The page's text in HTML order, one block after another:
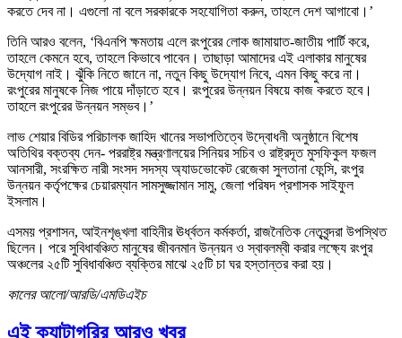
করতে দেব না। এগুলো না বলে সরকারকে সহযোগিতা করুন, তাহলে দেশ আগাবো।’
তিনি আরও বলেন, ‘বিএনপি ক্ষমতায় এলে রংপুরের লোক জামায়াত-জাতীয় পার্টি করে,
তাহলে কেমনে হবে, তাহলে কিভাবে পাবেন। তাছাড়া আমাদের এই এলাকার মানুষের
উদ্যোগ নাই। ঝুঁকি নিতে জানে না, নতুন কিছু উদ্যোগ নিবে, এমন কিছু করে না।
রংপুরের মানুষকে নিজ পায়ে দাঁড়াতে হবে। রংপুরের উন্নয়ন বিষয়ে কাজ করতে হবে।
তাহলে রংপুরের উন্নয়ন সম্ভব।’
লাভ শেয়ার বিডির পরিচালক জাহিদ খানের সভাপতিত্বে উদ্বোধনী অনুষ্ঠানে বিশেষ
অতিথির বক্তব্য দেন- পররাষ্ট্র মন্ত্রণালয়ের সিনিয়র সচিব ও রাষ্ট্রদূত মুসফিকুল ফজল
আনসারী, সংরক্ষিত নারী সংসদ সদস্য অ্যাডভোকেট রেজেকা সুলতানা ফেন্সি, রংপুর
উন্নয়ন কর্তৃপক্ষের চেয়ারম্যান সামসুজ্জামান সামু, জেলা পরিষদ প্রশাসক সাইফুল
ইসলাম।
এসময় প্রশাসন, আইনশৃঙ্খলা বাহিনীর ঊর্ধ্বতন কর্মকর্তা, রাজনৈতিক নেতৃবৃন্দরা উপস্থিত
ছিলেন। পরে সুবিধাবঞ্চিত মানুষের জীবনমান উন্নয়ন ও স্বাবলম্বী করার লক্ষ্যে রংপুর
অঞ্চলের ২৫টি সুবিধাবঞ্চিত ব্যক্তির মাঝে ২৫টি চা ঘর হস্তান্তর করা হয়।
কালের আলো/আরডি/এমডিএইচ
এই ক্যাটাগরির আরও খবর